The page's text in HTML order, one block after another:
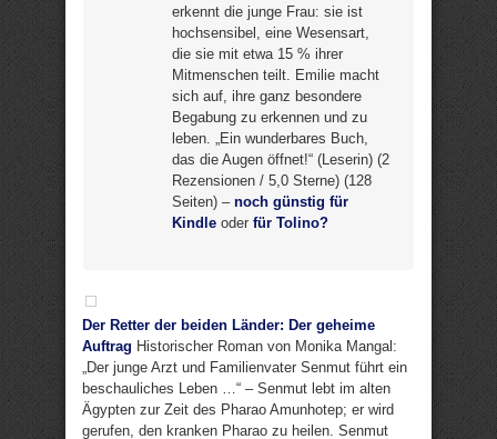
erkennt die junge Frau: sie ist
hochsensibel, eine Wesensart,
die sie mit etwa 15 % ihrer
Mitmenschen teilt. Emilie macht
sich auf, ihre ganz besondere
Begabung zu erkennen und zu
leben. „Ein wunderbares Buch,
das die Augen öffnet!“ (Leserin) (2
Rezensionen / 5,0 Sterne) (128
Seiten) – noch günstig für
Kindle oder für Tolino?
Der Retter der beiden Länder: Der geheime
Auftrag Historischer Roman von Monika Mangal:
„Der junge Arzt und Familienvater Senmut führt ein
beschauliches Leben …“ – Senmut lebt im alten
Ägypten zur Zeit des Pharao Amunhotep; er wird
gerufen, den kranken Pharao zu heilen. Senmut